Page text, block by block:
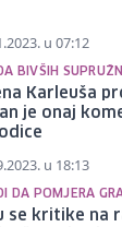
u 07:12
BIVŠIH
Karleuša
je onaj
u 18:13
DA POMJERA
se kritike na